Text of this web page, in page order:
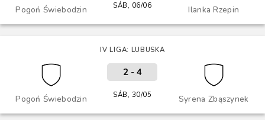
Pogoń Świebodzin Ilanka Rzepin
SÁB, 06/06
IV LIGA: LUBUSKA
Pogoń Świebodzin Syrena Zbąszynek
2- 4
SÁB, 30/05